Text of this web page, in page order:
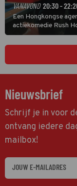
VANAVOND 20:30 -
Een Hongkongse
actiekomedie Rush
van een leien dakje.
Nieuwsbrief
Schrijf je in voor
ontvang iedere
mailbox!